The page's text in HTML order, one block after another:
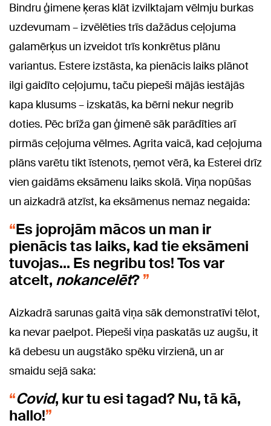
Bindru ģimene ķeras klāt izvilktajam vēlmju burkas
uzdevumam – izvēlēties trīs dažādus ceļojuma
galamērķus un izveidot trīs konkrētus plānu
variantus. Estere izstāsta, ka pienācis laiks plānot
ilgi gaidīto ceļojumu, taču piepeši mājās iestājās
kapa klusums – izskatās, ka bērni nekur negrib
doties. Pēc brīža gan ģimenē sāk parādīties arī
pirmās ceļojuma vēlmes. Agrita vaicā, kad ceļojuma
plāns varētu tikt īstenots, ņemot vērā, ka Esterei drīz
vien gaidāms eksāmenu laiks skolā. Viņa nopūšas
un aizkadrā atzīst, ka eksāmenus nemaz negaida:
Es joprojām mācos un man ir
pienācis tas laiks, kad tie eksāmeni
tuvojas... Es negribu tos! Tos var
atcelt, nokancelēt?
Aizkadrā sarunas gaitā viņa sāk demonstratīvi tēlot,
ka nevar paelpot. Piepeši viņa paskatās uz augšu, it
kā debesu un augstāko spēku virzienā, un ar
smaidu sejā saka:
Covid, kur tu esi tagad? Nu, tā kā,
hallo!